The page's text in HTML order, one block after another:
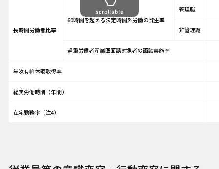
長時間労働者比率
60時間を超える法定時間外労働の発生率
管理職
非管理職
過重労働者産業医面談対象者の面談実施率
年次有給休暇取得率
総実労働時間（年間）
在宅勤務率（注4）